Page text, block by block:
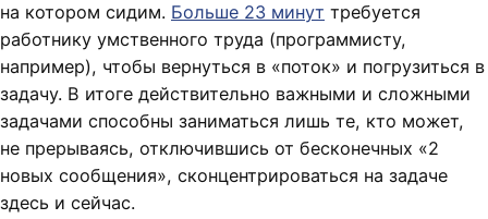
на котором сидим. Больше 23 минут требуется
работнику умственного труда (программисту,
например), чтобы вернуться в «поток» и погрузиться в
задачу. В итоге действительно важными и сложными
задачами способны заниматься лишь те, кто может,
не прерываясь, отключившись от бесконечных «2
новых сообщения», сконцентрироваться на задаче
здесь и сейчас.